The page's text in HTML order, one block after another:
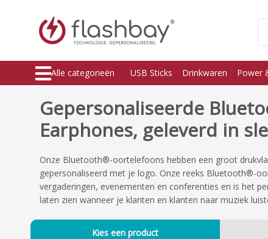
Alle categorieën USB Sticks Drinkwaren Power
Gepersonaliseerde
Earphones, geleverd in
Onze Bluetooth®-oortelefoons hebben een groot
gepersonaliseerd met je logo. Onze reeks Bluetooth®-
vergaderingen, evenementen en conferenties en is het
laten zien wanneer je klanten en klanten naar muziek
Kies een product